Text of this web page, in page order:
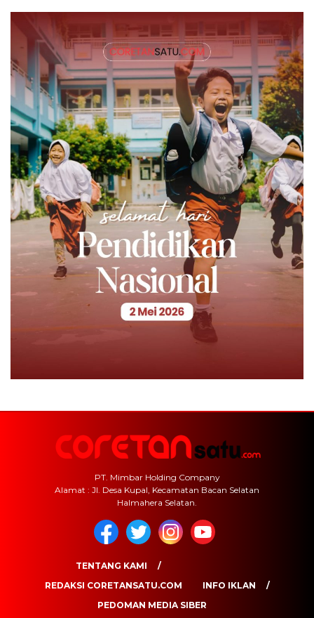
PT. Mimbar Holding Company
Alamat : Jl. Desa Kupal, Kecamatan Bacan Selatan
Halmahera Selatan.
TENTANG KAMI
REDAKSI CORETANSATU.COM
INFO IKLAN
PEDOMAN MEDIA SIBER